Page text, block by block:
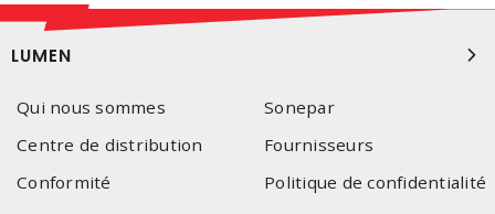
LUMEN
Qui nous sommes
Sonepar
Centre de distribution
Fournisseurs
Conformité
Politique de confidentialité